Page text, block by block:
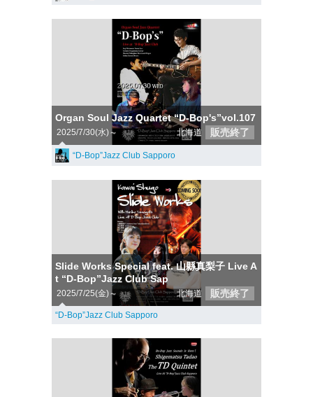
Organ Soul Jazz Quartet “D-Bop's”vol.107
2025/7/30(水)～ 北海道 販売終了
“D-Bop”Jazz Club Sapporo
Slide Works Special feat. 山縣真梨子 Live A
t “D-Bop”Jazz Club Sap
2025/7/25(金)～ 北海道 販売終了
“D-Bop”Jazz Club Sapporo